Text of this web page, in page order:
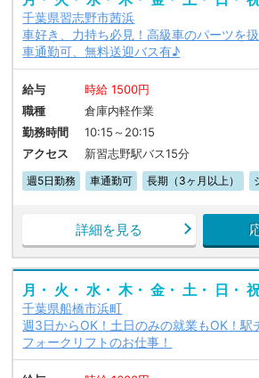
千葉県習志野市茜浜
車好き、力持ち必見！高級車のパーツを
車通勤可、無料送迎バス有♪
給与
時給 1500円
職種
倉庫内軽作業
勤務時間
10:15～20:15
アクセス
新習志野駅バス15分
週5日勤務 車通勤可 長期（3ヶ月以上）
詳細を見る
月・ 火・ 水・ 木・ 金・ 土・ 日・
千葉県船橋市浜町
週3日からOK！土日のみの就業もOK！駅
フォークリフトのお仕事！